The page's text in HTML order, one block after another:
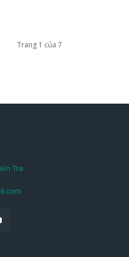
Trang 1 của 7
Tre